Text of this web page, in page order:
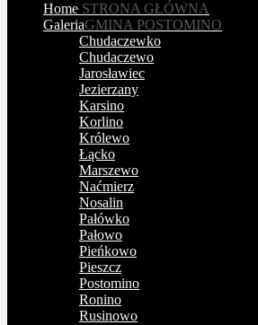
Home STRONA GŁÓWNA
GaleriaGMINA POSTOMINO
Chudaczewko
Chudaczewo
Jarosławiec
Jezierzany
Karsino
Korlino
Królewo
Łącko
Marszewo
Naćmierz
Nosalin
Pałówko
Pałowo
Pieńkowo
Pieszcz
Postomino
Ronino
Rusinowo